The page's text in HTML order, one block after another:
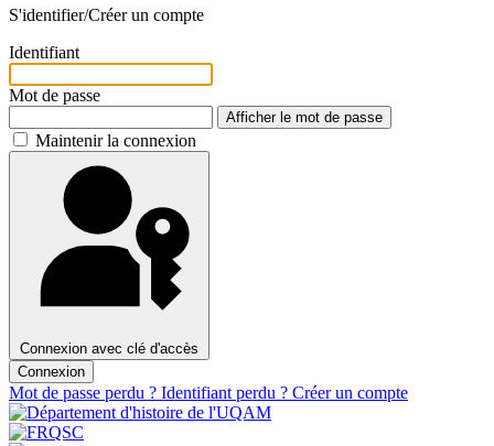
S'identifier/Créer un compte
Identifiant
Mot de passe
Afficher le mot de passe
Maintenir la connexion
Connexion avec clé d'accès
Connexion
Mot de passe perdu ? Identifiant perdu ? Créer un compte